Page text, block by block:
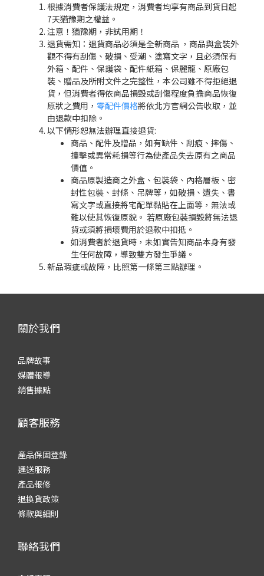
根據消費者保護法規定，消費者均享有商品到貨日起
7天猶豫期之權益。
注意！猶豫期，非試用期！
退貨需知：退貨商品必須是全新商品 ，商品與盒裝外
觀不得有刮傷、破損、受潮、塗寫文字，且必須保有
外箱、配件、保護袋、配件紙箱、保麗龍、原廠包
裝、贈品及所附文件之完整性，本公司雖不得拒絕退
貨，但消費者得依商品損毀或刮傷程度負擔商品恢復
原狀之費用， 零配件價格將依北方官網公告收取，並
由退款中扣除。
以下情形恕無法辦理直接退貨:
商品、配件及贈品，如有缺件、刮痕、摔傷、
撞擊或異常耗損等行為使產品失去原有之商品
價值。
商品原製造商之外盒、包裝袋、內格層板、密
封性包裝、封條、吊牌等，如破損、遺失、書
寫文字或直接將宅配單黏貼在上面等，無法或
難以使其恢復原貌。 若原廠包裝損毀將無法退
貨或須將損壞費用於退款中扣抵。
如消費者於退貨時，未如實告知商品本身有發
生任何故障，導致雙方發生爭議。
新品瑕疵或故障，比照第一條第三點辦理。
關於我們
品牌故事
媒體報導
銷售據點
顧客服務
產品保固登錄
運送服務
產品報修
退換貨政策
條款與細則
聯絡我們